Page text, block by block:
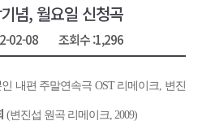
념, 월요일 신청곡
02-08 조회수 :1,296
내편 주말연속극 OST 리메이크, 변진
(변진섭 원곡 리메이크, 2009)